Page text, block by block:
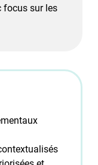
focus sur les